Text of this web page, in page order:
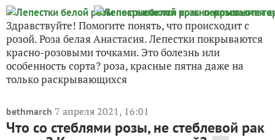
Здравствуйте! Помогите понять, что происходит с
розой. Роза белая Анастасия. Лепестки покрываются
красно-розовыми точками. Это болезнь или
особенность сорта? роза, красные пятна даже на
только раскрывающихся
bethmarch 7 апреля 2021, 16:01
Что со стеблями розы, не стеблевой рак